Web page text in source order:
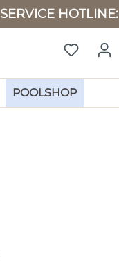
SERVICE HOTLINE:
DU
POOLSHOP